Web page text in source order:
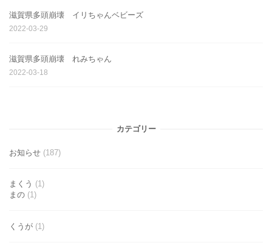
滋賀県多頭崩壊 イリちゃんベビーズ
2022-03-29
滋賀県多頭崩壊 れみちゃん
2022-03-18
カテゴリー
お知らせ (187)
まくう (1)
まの (1)
くうが (1)